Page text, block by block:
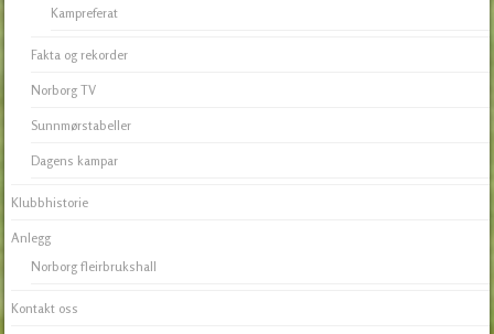
Kampreferat
Fakta og rekorder
Norborg TV
Sunnmørstabeller
Dagens kampar
Klubbhistorie
Anlegg
Norborg fleirbrukshall
Kontakt oss